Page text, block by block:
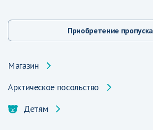
Приобретение пропуска
Магазин
Арктическое посольство
Детям